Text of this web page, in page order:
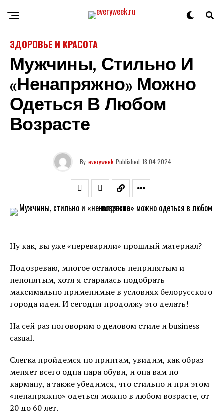
ЗДОРОВЬЕ И КРАСОТА
Мужчины, Стильно И
«ненапряжно» Можно
Одеться В Любом
Возрасте
By everyweek Published 18.04.2024
Ну как, вы уже «переварили» прошлый материал?
Подозреваю, многое осталось непринятым и
непонятым, хотя я старалась подобрать
максимально применимые в условиях белорусского
города идеи. И сегодня продолжу это делать!
На сей раз поговорим о деловом стиле и business
casual.
Слегка пройдемся по принтам, увидим, как образ
меняет всего одна пара обуви, и она вам по
карману, а также убедимся, что стильно и при этом
«ненапряжно» одеться можно в любом возрасте, от
20 до 60 лет.